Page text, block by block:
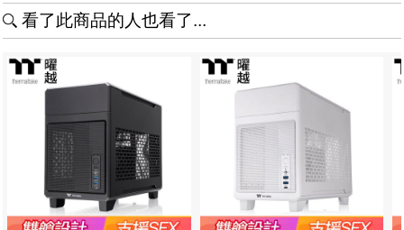
看了此商品的人也看了...